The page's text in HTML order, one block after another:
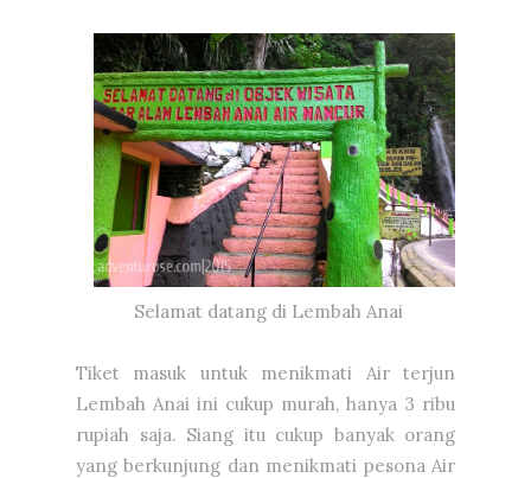
Selamat datang di Lembah Anai
Tiket masuk untuk menikmati Air terjun
Lembah Anai ini cukup murah, hanya 3 ribu
rupiah saja. Siang itu cukup banyak orang
yang berkunjung dan menikmati pesona Air